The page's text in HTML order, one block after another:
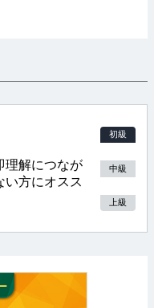
解につなが
方にオスス
初級
中級
上級